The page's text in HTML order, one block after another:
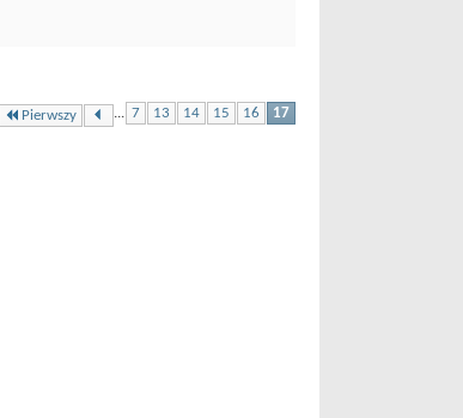
Pierwszy ... 7 13 14 15 16 17